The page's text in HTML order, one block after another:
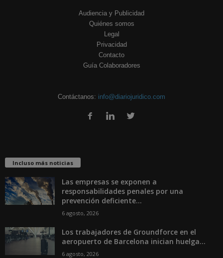
Audiencia y Publicidad
Quiénes somos
Legal
Privacidad
Contacto
Guía Colaboradores
Contáctanos: info@diariojuridico.com
Incluso más noticias
Las empresas se exponen a
responsabilidades penales por una
prevención deficiente...
6 agosto, 2026
Los trabajadores de Groundforce en el
aeropuerto de Barcelona inician huelga...
6 agosto, 2026